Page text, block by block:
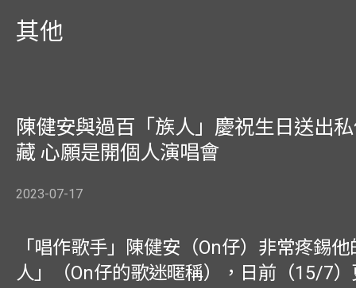
其他
陳健安與過百「族人」慶祝生日送出
藏 心願是開個人演唱會
2023-07-17
「唱作歌手」陳健安（On仔）非常疼錫
人」（On仔的歌迷暱稱），日前（15/7